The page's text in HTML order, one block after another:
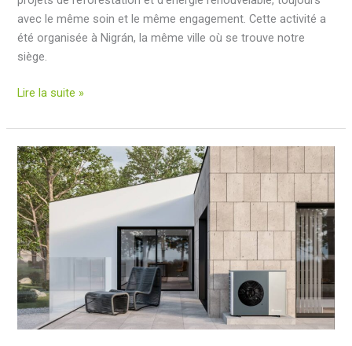
avec le même soin et le même engagement. Cette activité a
été organisée à Nigrán, la même ville où se trouve notre
siège.
Ecoforest
à
la
reforestation
de
Nigrán
:
un
pas
de
plus
vers
Lire la suite »